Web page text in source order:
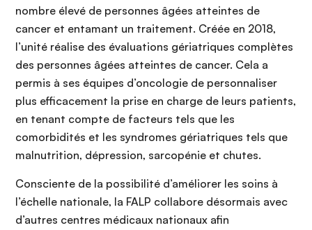
nombre élevé de personnes âgées atteintes de
cancer et entamant un traitement. Créée en 2018,
l’unité réalise des évaluations gériatriques complètes
des personnes âgées atteintes de cancer. Cela a
permis à ses équipes d’oncologie de personnaliser
plus efficacement la prise en charge de leurs patients,
en tenant compte de facteurs tels que les
comorbidités et les syndromes gériatriques tels que
malnutrition, dépression, sarcopénie et chutes.
Consciente de la possibilité d’améliorer les soins à
l’échelle nationale, la FALP collabore désormais avec
d’autres centres médicaux nationaux afin